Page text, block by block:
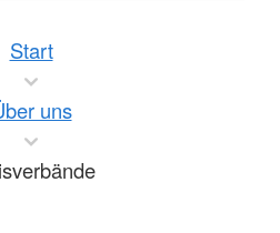
Start
uns